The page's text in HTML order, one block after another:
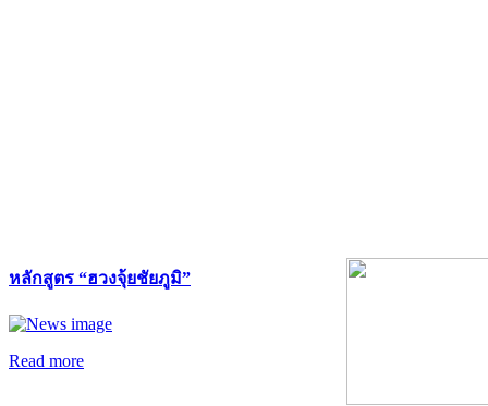
หลักสูตร “ฮวงจุ้ยชัยภูมิ”
Read more